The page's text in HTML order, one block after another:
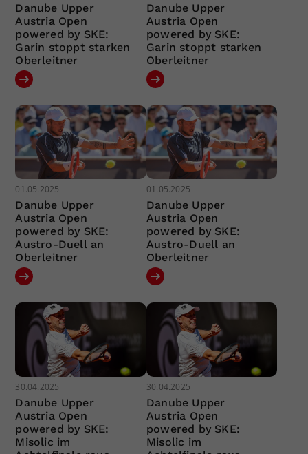
Danube Upper
Austria Open
powered by SKE:
Garin stoppt starken
Oberleitner
Danube Upper
Austria Open
powered by SKE:
Garin stoppt starken
Oberleitner
01.05.2025
Danube Upper
Austria Open
powered by SKE:
Austro-Duell an
Oberleitner
01.05.2025
Danube Upper
Austria Open
powered by SKE:
Austro-Duell an
Oberleitner
30.04.2025
Danube Upper
Austria Open
powered by SKE:
Misolic im
30.04.2025
Danube Upper
Austria Open
powered by SKE:
Misolic im